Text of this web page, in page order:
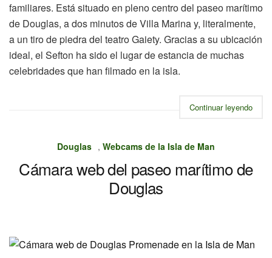
familiares. Está situado en pleno centro del paseo marítimo
de Douglas, a dos minutos de Villa Marina y, literalmente,
a un tiro de piedra del teatro Gaiety. Gracias a su ubicación
ideal, el Sefton ha sido el lugar de estancia de muchas
celebridades que han filmado en la isla.
Continuar leyendo
Douglas , Webcams de la Isla de Man
Cámara web del paseo marítimo de
Douglas